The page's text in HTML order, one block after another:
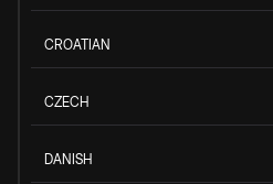
CROATIAN
CZECH
DANISH